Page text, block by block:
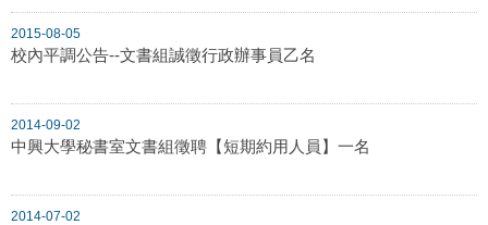
2015-08-05
校內平調公告--文書組誠徵行政辦事員乙名
2014-09-02
中興大學秘書室文書組徵聘【短期約用人員】一名
2014-07-02